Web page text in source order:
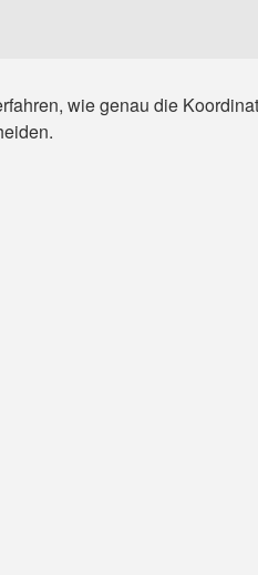
wie genau die